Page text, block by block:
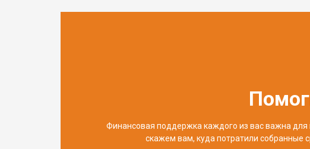
Финансовая поддержка каждого из вас важна для
скажем вам, куда потратили собранные